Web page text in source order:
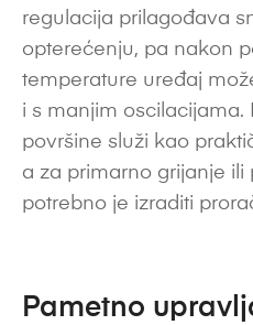
regulacija prilagođava
opterećenju, pa nakon
temperature uređaj
i s manjim oscilacijama.
površine služi kao
a za primarno grijanje ili
potrebno je izraditi
Pametno